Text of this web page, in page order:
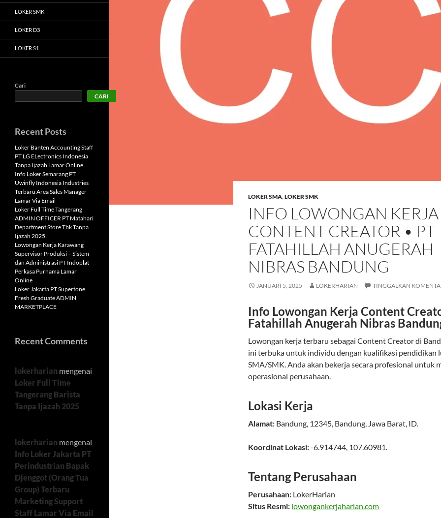
LOKER SMA,LOKER SMK
INFO LOWONGAN KERJA
CONTENT CREATOR • PT
FATAHILLAH ANUGERAH
NIBRAS BANDUNG
JANUARI 5, 2025 LOKERHARIAN TINGGALKAN
Info Lowongan Kerja Content
Fatahillah Anugerah Nibras
Lowongan kerja terbaru sebagai Content Creator di
ini terbuka untuk individu dengan kualifikasi pendidikan
SMA/SMK. Anda akan bekerja secara profesional untuk
operasional perusahaan.
Lokasi Kerja
Alamat: Bandung, 12345, Bandung, Jawa Barat, ID.
Koordinat Lokasi:-6.914744, 107.60981.
Tentang Perusahaan
Perusahaan: LokerHarian
Situs Resmi: lowongankerjaharian.com
LOKER SMK
LOKER D3
LOKER S1
Cari
CARI
Recent Posts
Loker Banten Accounting Staff
PT LG ELectronics Indonesia
Tanpa Ijazah Lamar Online
Info Loker Semarang PT
Uwinfly Indonesia Industries
Terbaru Area Sales Manager
Lamar Via Email
Loker Full Time Tangerang
ADMIN OFFICER PT Matahari
Department Store Tbk Tanpa
Ijazah 2025
Lowongan Kerja Karawang
Supervisor Produksi – Sistem
dan Administrasi PT Indoplat
Perkasa Purnama Lamar
Online
Loker Jakarta PT Supertone
Fresh Graduate ADMIN
MARKETPLACE
Recent Comments
lokerharian mengenai
Loker Full Time
Tangerang Barista
Tanpa Ijazah 2025
lokerharian mengenai
Info Loker Jakarta PT
Perindustrian Bapak
Djenggot (Orang Tua
Group) Terbaru
Marketing Support
Staff Lamar Via Email